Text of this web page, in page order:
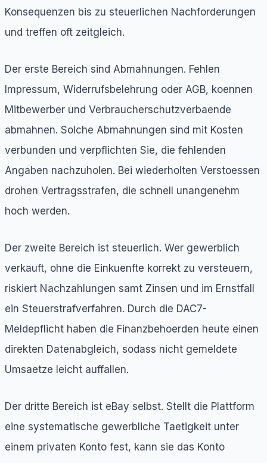
Konsequenzen bis zu steuerlichen Nachforderungen
und treffen oft zeitgleich.
Der erste Bereich sind Abmahnungen. Fehlen
Impressum, Widerrufsbelehrung oder AGB, koennen
Mitbewerber und Verbraucherschutzverbaende
abmahnen. Solche Abmahnungen sind mit Kosten
verbunden und verpflichten Sie, die fehlenden
Angaben nachzuholen. Bei wiederholten Verstoessen
drohen Vertragsstrafen, die schnell unangenehm
hoch werden.
Der zweite Bereich ist steuerlich. Wer gewerblich
verkauft, ohne die Einkuenfte korrekt zu versteuern,
riskiert Nachzahlungen samt Zinsen und im Ernstfall
ein Steuerstrafverfahren. Durch die DAC7-
Meldepflicht haben die Finanzbehoerden heute einen
direkten Datenabgleich, sodass nicht gemeldete
Umsaetze leicht auffallen.
Der dritte Bereich ist eBay selbst. Stellt die Plattform
eine systematische gewerbliche Taetigkeit unter
einem privaten Konto fest, kann sie das Konto